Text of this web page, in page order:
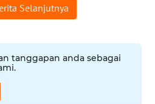
Selanjutnya
tanggapan anda sebagai